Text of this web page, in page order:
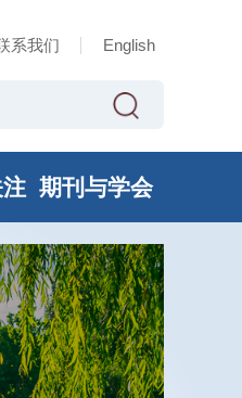
系我们 English
期刊与学会